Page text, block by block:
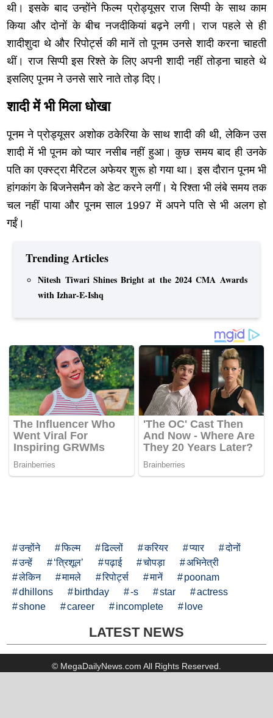
थी। इसके बाद उन्होंने फिल्म प्रोड्यूसर राज सिप्पी के साथ काम
किया और दोनों के बीच नजदीकियां बढ़ने लगी। राज पहले से ही
शादीशुदा थे और रिपोर्ट्स की मानें तो पूनम उनसे शादी करना चाहती
थीं। राज सिप्पी इस रिश्ते के लिए अपनी शादी नहीं तोड़ना चाहते थे
इसलिए पूनम ने उनसे सारे नाते तोड़ दिए।
शादी में भी मिला धोखा
पूनम ने प्रोड्यूसर अशोक ठकेरिया के साथ शादी की थी, लेकिन उस
शादी में भी पूनम को प्यार नसीब नहीं हुआ। कुछ समय बाद ही उनके
पति का एक्स्ट्रा मैरिटल अफेयर शुरू हो गया था। इस दौरान पूनम भी
हांगकांग के बिजनेसमैन को डेट करने लगीं। ये रिश्ता भी लंबे समय तक
चल नहीं पाया और पूनम साल 1997 में अपने पति से भी अलग हो
गईं।
Trending Articles
Nitesh Tiwari Shines Bright at the 2024 CMA Awards
with Izhar-E-Ishq
उन्होंने फिल्म ढिल्लों करियर प्यार
दोनों
उन्हें
‘त्रिशूल’ पढ़ाई चोपड़ा
अभिनेत्री
लेकिन
मामले रिपोर्ट्स मानें
poonam
dhillons
birthday -s star
actress
shone
career incomplete love
LATEST NEWS
© MegaDailyNews.com All Rights Reserved.